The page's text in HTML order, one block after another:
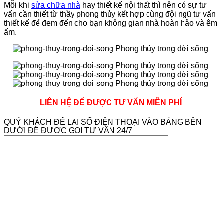
Mỗi khi sửa chữa nhà hay thiết kế nội thất thì nên có sự tư
vấn cần thiết từ thầy phong thủy kết hợp cùng đội ngũ tư vấn
thiết kế để đem đến cho bạn không gian nhà hoàn hảo và êm
ấm.
LIÊN HỆ ĐỂ ĐƯỢC TƯ VẤN MIỄN PHÍ
QUÝ KHÁCH ĐỂ LẠI SỐ ĐIỆN THOẠI VÀO BẢNG BÊN
DƯỚI ĐỂ ĐƯỢC GỌI TƯ VẤN 24/7